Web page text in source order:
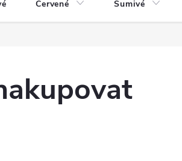
Červené Šumivé